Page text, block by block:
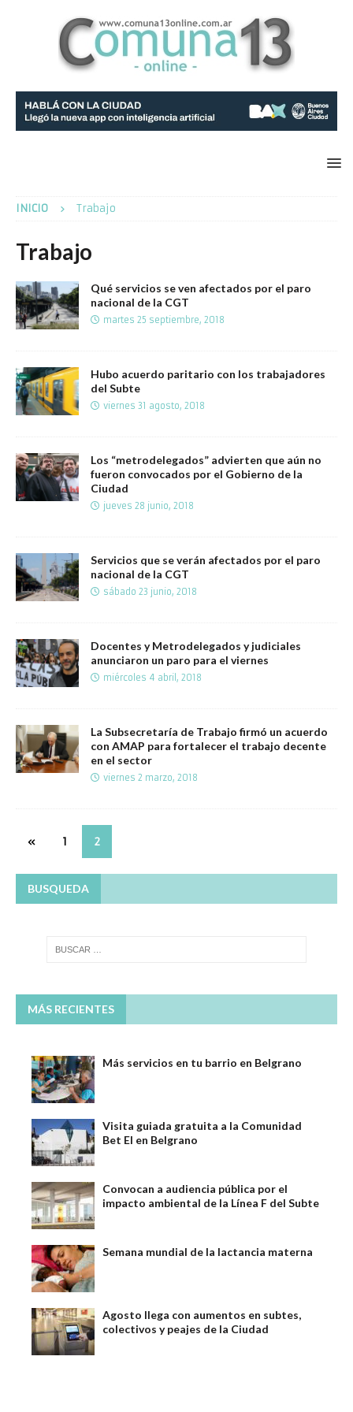
INICIO Trabajo
Trabajo
Qué servicios se ven afectados por el paro
nacional de la CGT
martes 25 septiembre, 2018
Hubo acuerdo paritario con los trabajadores
del Subte
viernes 31 agosto, 2018
Los “metrodelegados” advierten que aún no
fueron convocados por el Gobierno de la
Ciudad
jueves 28 junio, 2018
Servicios que se verán afectados por el paro
nacional de la CGT
sábado 23 junio, 2018
Docentes y Metrodelegados y judiciales
anunciaron un paro para el viernes
miércoles 4 abril, 2018
La Subsecretaría de Trabajo firmó un acuerdo
con AMAP para fortalecer el trabajo decente
en el sector
viernes 2 marzo, 2018
« 1 2
BUSQUEDA
MÁS RECIENTES
Más servicios en tu barrio en Belgrano
Visita guiada gratuita a la Comunidad
Bet El en Belgrano
Convocan a audiencia pública por el
impacto ambiental de la Línea F del Subte
Semana mundial de la lactancia materna
Agosto llega con aumentos en subtes,
colectivos y peajes de la Ciudad